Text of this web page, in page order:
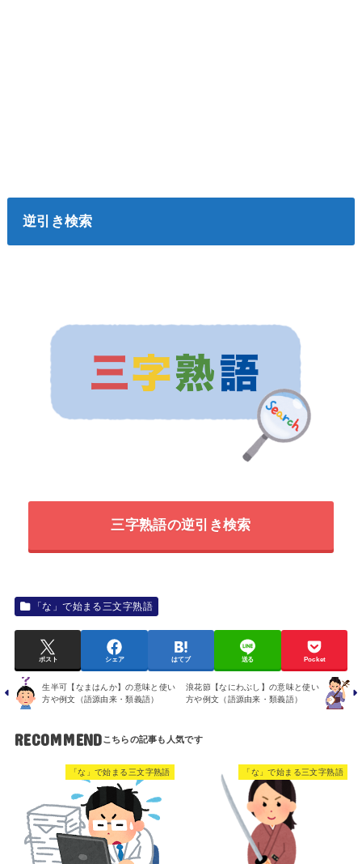
逆引き検索
三字熟語の逆引き検索
「な」で始まる三文字熟語
ポスト シェア はてブ 送る Pocket
生半可【なまはんか】の意味と使い
方や例文（語源由来・類義語）
浪花節【なにわぶし】の意味と使い
方や例文（語源由来・類義語）
RECOMMEND
「な」で始まる三文字熟語 「な」で始まる三文字熟語